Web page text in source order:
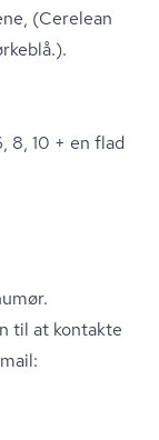
(Cerelean
8, 10 + en flad
til at kontakte